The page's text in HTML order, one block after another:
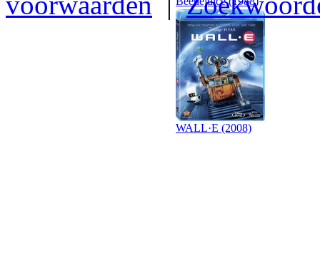
WALL·E (2008)